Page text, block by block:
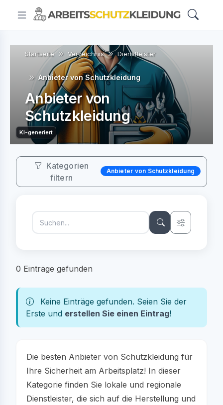
KI-generiert
Startseite Verzeichnis Dienstleister
Anbieter von Schutzkleidung
Anbieter von
Schutzkleidung
Kategorien
filtern
Anbieter von Schutzkleidung
0 Einträge gefunden
Keine Einträge gefunden. Seien Sie der
Erste und erstellen Sie einen Eintrag!
Die besten Anbieter von Schutzkleidung für
Ihre Sicherheit am Arbeitsplatz! In dieser
Kategorie finden Sie lokale und regionale
Dienstleister, die sich auf die Herstellung und